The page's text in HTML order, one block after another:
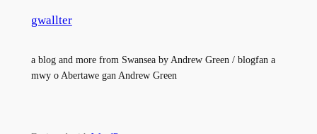
gwallter
a blog and more from Swansea by Andrew Green / blogfan a
mwy o Abertawe gan Andrew Green